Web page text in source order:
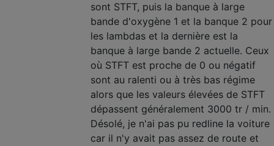
sont STFT, puis la banque à large
bande d'oxygène 1 et la banque 2 pour
les lambdas et la dernière est la
banque à large bande 2 actuelle. Ceux
où STFT est proche de 0 ou négatif
sont au ralenti ou à très bas régime
alors que les valeurs élevées de STFT
dépassent généralement 3000 tr / min.
Désolé, je n'ai pas pu redline la voiture
car il n'y avait pas assez de route et